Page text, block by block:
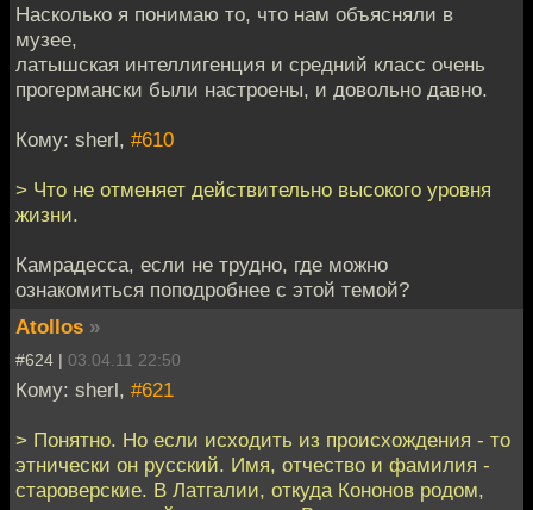
Насколько я понимаю то, что нам объясняли в
музее,
латышская интеллигенция и средний класс очень
прогермански были настроены, и довольно давно.
Кому: sherl, #610
> Что не отменяет действительно высокого уровня
жизни.
Камрадесса, если не трудно, где можно
ознакомиться поподробнее с этой темой?
Atollos »
#624 | 03.04.11 22:50
Кому: sherl, #621
> Понятно. Но если исходить из происхождения - то
этнически он русский. Имя, отчество и фамилия -
староверские. В Латгалии, откуда Кононов родом,